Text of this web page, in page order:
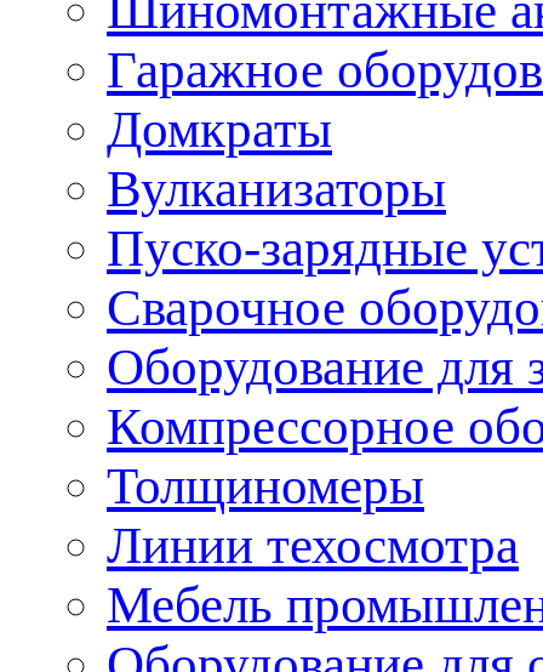
Гаражное
Домкраты
Вулканизаторы
Пуско-зарядные
Сварочное
Оборудование для
Компрессорное
Толщиномеры
Линии техосмотра
Мебель